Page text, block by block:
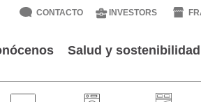
CONTACTO INVESTORS
Salud y sostenibilidad